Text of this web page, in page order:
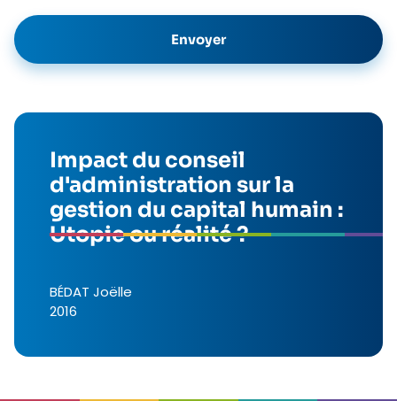
Impact du conseil
d'administration sur la
gestion du capital humain :
Utopie ou réalité ?
BÉDAT Joëlle
2016